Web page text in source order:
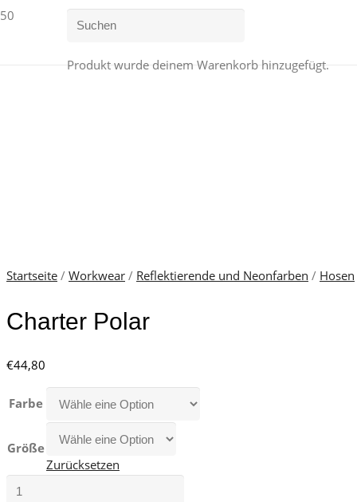
Produkt wurde deinem Warenkorb hinzugefügt.
Startseite / Workwear / Reflektierende und Neonfarben / Hosen
Charter Polar
€44,80
Farbe
Größe
Zurücksetzen
Charter